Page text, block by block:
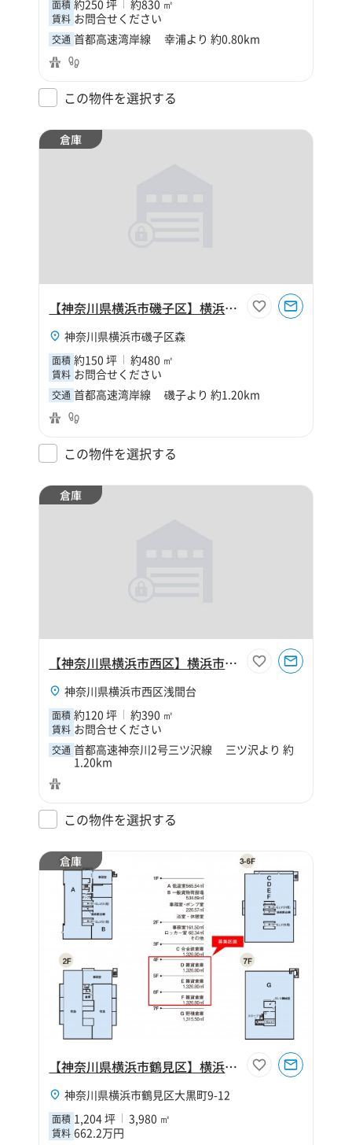
面積 約250 坪 約830 ㎡
賃料 お問合せください
交通 首都高速湾岸線 幸浦より 約0.80km
この物件を選択する
倉庫
【神奈川県横浜市磯子区】横浜市磯子区森2丁目150坪倉庫
神奈川県横浜市磯子区森
面積 約150 坪 約480 ㎡
賃料 お問合せください
交通 首都高速湾岸線 磯子より 約1.20km
この物件を選択する
倉庫
【神奈川県横浜市西区】横浜市西区浅間台120坪倉庫
神奈川県横浜市西区浅間台
面積 約120 坪 約390 ㎡
賃料 お問合せください
交通 首都高速神奈川2号三ツ沢線 三ツ沢より 約
1.20km
この物件を選択する
倉庫
【神奈川県横浜市鶴見区】横浜市鶴見区大黒町9丁目1204坪倉庫
神奈川県横浜市鶴見区大黒町9-12
面積 1,204 坪 3,980 ㎡
賃料 662.2万円